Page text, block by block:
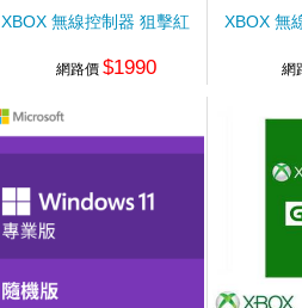
XBOX 無線控制器 狙擊紅
網路價 $1990
XBOX 無
網